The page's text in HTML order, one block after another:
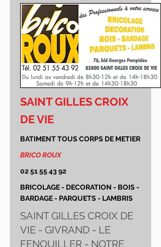
SAINT GILLES CROIX
DE VIE
BATIMENT TOUS CORPS DE METIER
BRICO ROUX
02 51 55 43 92
BRICOLAGE - DECORATION - BOIS -
BARDAGE - PARQUETS - LAMBRIS
SAINT GILLES CROIX DE
VIE - GIVRAND - LE
FENOUILLER - NOTRE